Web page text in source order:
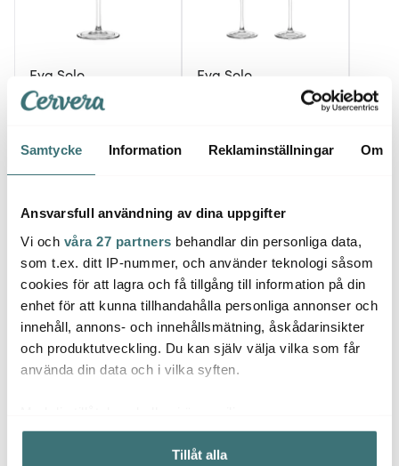
Samtycke Information Reklaminställningar Om
Ansvarsfull användning av dina uppgifter
Vi och våra 27 partners behandlar din personliga data,
som t.ex. ditt IP-nummer, och använder teknologi såsom
cookies för att lagra och få tillgång till information på din
enhet för att kunna tillhandahålla personliga annonser och
innehåll, annons- och innehållsmätning, åskådarinsikter
och produktutveckling. Du kan själv välja vilka som får
använda din data och i vilka syften.
Samla in information om din geografiska plats som
kan ha en noggrannhet på upp till flera meter
Tillåt alla
Eva Solo
Champagne Coupe 20
cl
239 kr 399 kr
Eva Solo
Sauvignon Vitvinsglas
559 kr 798 kr
Eva
257
Låt dig inspireras av våra kunder
Tumblerglas